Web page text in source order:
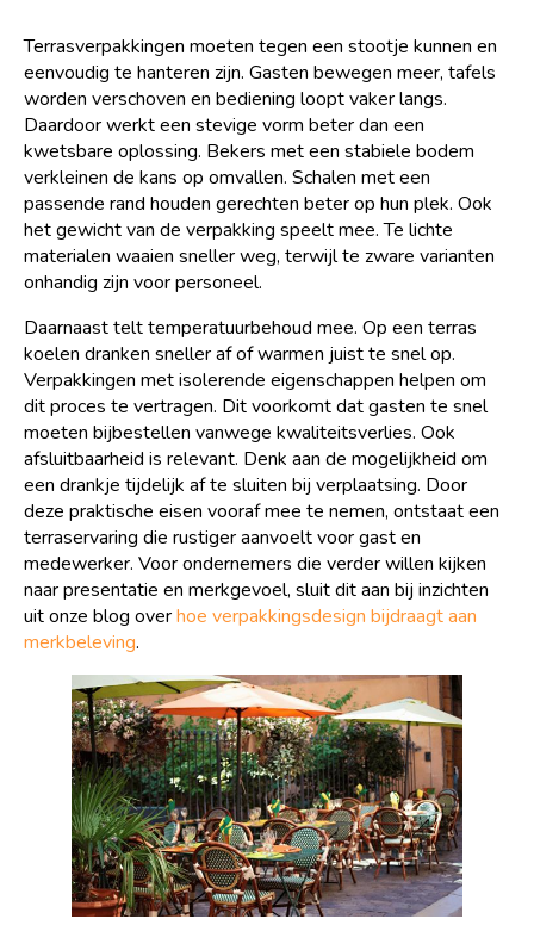
Terrasverpakkingen moeten tegen een stootje kunnen en
eenvoudig te hanteren zijn. Gasten bewegen meer, tafels
worden verschoven en bediening loopt vaker langs.
Daardoor werkt een stevige vorm beter dan een
kwetsbare oplossing. Bekers met een stabiele bodem
verkleinen de kans op omvallen. Schalen met een
passende rand houden gerechten beter op hun plek. Ook
het gewicht van de verpakking speelt mee. Te lichte
materialen waaien sneller weg, terwijl te zware varianten
onhandig zijn voor personeel.
Daarnaast telt temperatuurbehoud mee. Op een terras
koelen dranken sneller af of warmen juist te snel op.
Verpakkingen met isolerende eigenschappen helpen om
dit proces te vertragen. Dit voorkomt dat gasten te snel
moeten bijbestellen vanwege kwaliteitsverlies. Ook
afsluitbaarheid is relevant. Denk aan de mogelijkheid om
een drankje tijdelijk af te sluiten bij verplaatsing. Door
deze praktische eisen vooraf mee te nemen, ontstaat een
terraservaring die rustiger aanvoelt voor gast en
medewerker. Voor ondernemers die verder willen kijken
naar presentatie en merkgevoel, sluit dit aan bij inzichten
uit onze blog overhoe verpakkingsdesign bijdraagt aan
merkbeleving.